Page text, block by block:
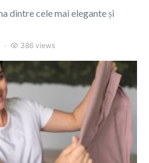
dintre cele mai elegante și
386 views